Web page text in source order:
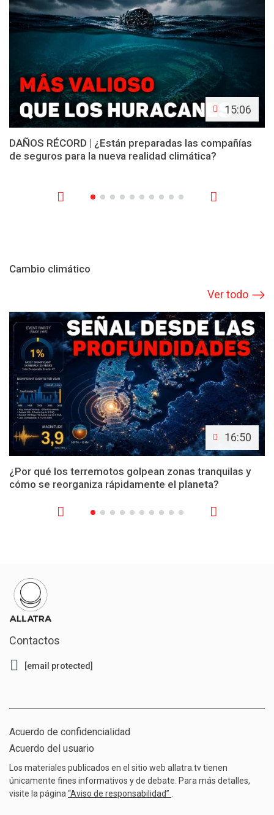
15:06
DAÑOS RÉCORD | ¿Están preparadas las compañías
de seguros para la nueva realidad climática?
Cambio climático
Ver todo
16:50
¿Por qué los terremotos golpean zonas tranquilas y
cómo se reorganiza rápidamente el planeta?
Contactos
[email protected]
Acuerdo de confidencialidad
Acuerdo del usuario
Los materiales publicados en el sitio web allatra.tv tienen
únicamente fines informativos y de debate. Para más detalles,
visite la página “Aviso de responsabilidad”